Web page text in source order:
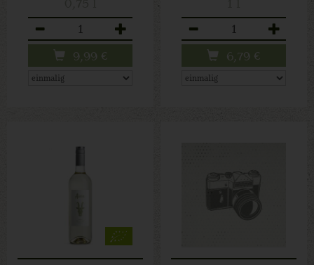
9,99 € 6,79 €